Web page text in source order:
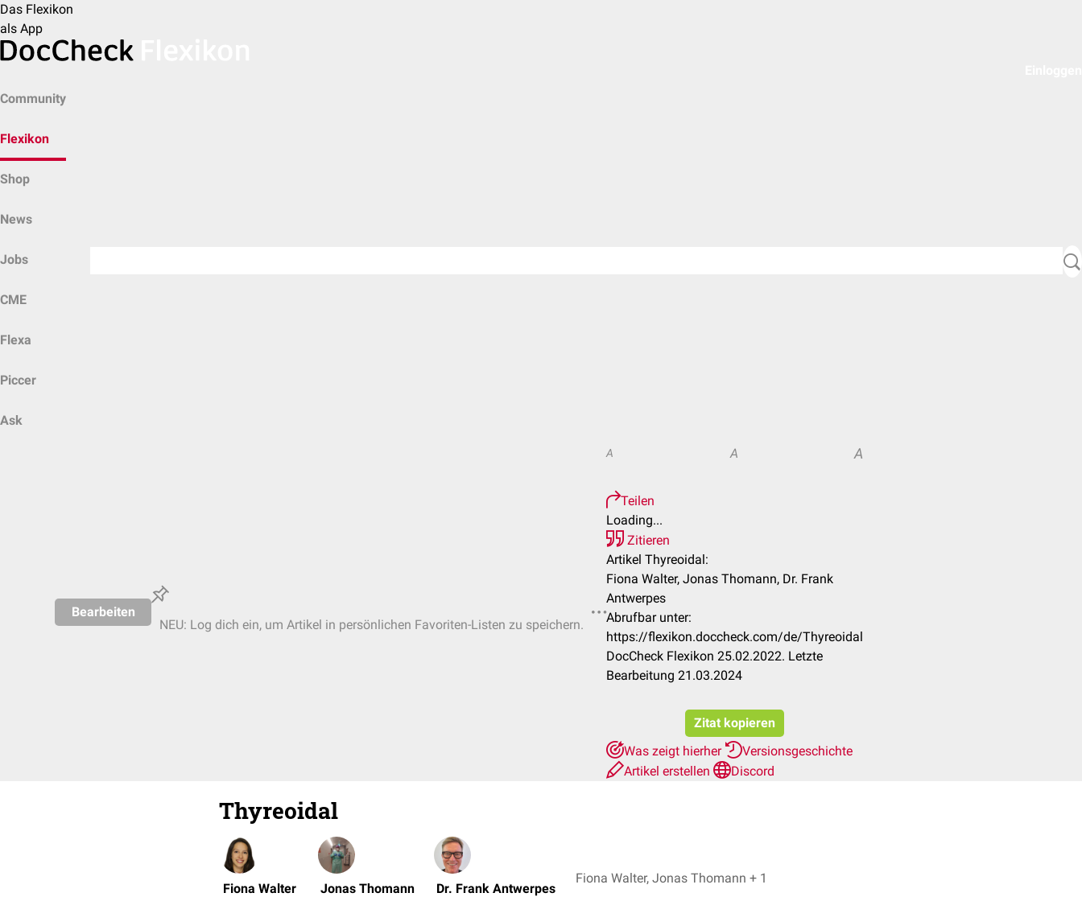
Das Flexikon
als App
Community
Flexikon
Shop
News
Jobs
CME
Flexa
Piccer
Ask
Bearbeiten
NEU: Log dich ein, um Artikel in persönlichen Favoriten-Listen zu speichern.
A A A
Teilen
Loading...
Zitieren
Artikel Thyreoidal:
Fiona Walter, Jonas Thomann, Dr. Frank
Antwerpes
Abrufbar unter:
https://flexikon.doccheck.com/de/Thyreoidal
DocCheck Flexikon 25.02.2022. Letzte
Bearbeitung 21.03.2024
Zitat kopieren
Was zeigt hierher
Versionsgeschichte
Artikel erstellen
Discord
Thyreoidal
Fiona Walter Jonas Thomann Dr. Frank Antwerpes
Fiona Walter, Jonas Thomann + 1